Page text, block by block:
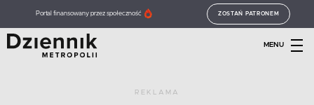
Portal finansowany przez społeczność ZOSTAŃ PATRONEM
MENU
REKLAMA